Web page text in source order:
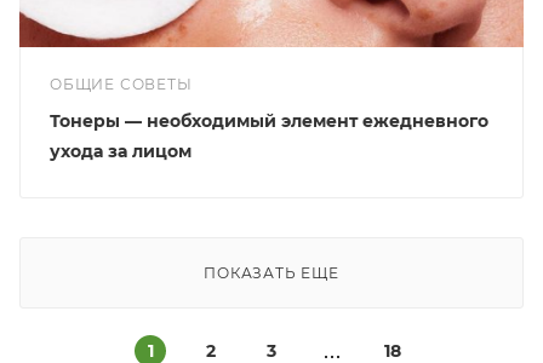
ОБЩИЕ СОВЕТЫ
Тонеры — необходимый элемент ежедневного
ухода за лицом
ПОКАЗАТЬ ЕЩЕ
1 2 3 18